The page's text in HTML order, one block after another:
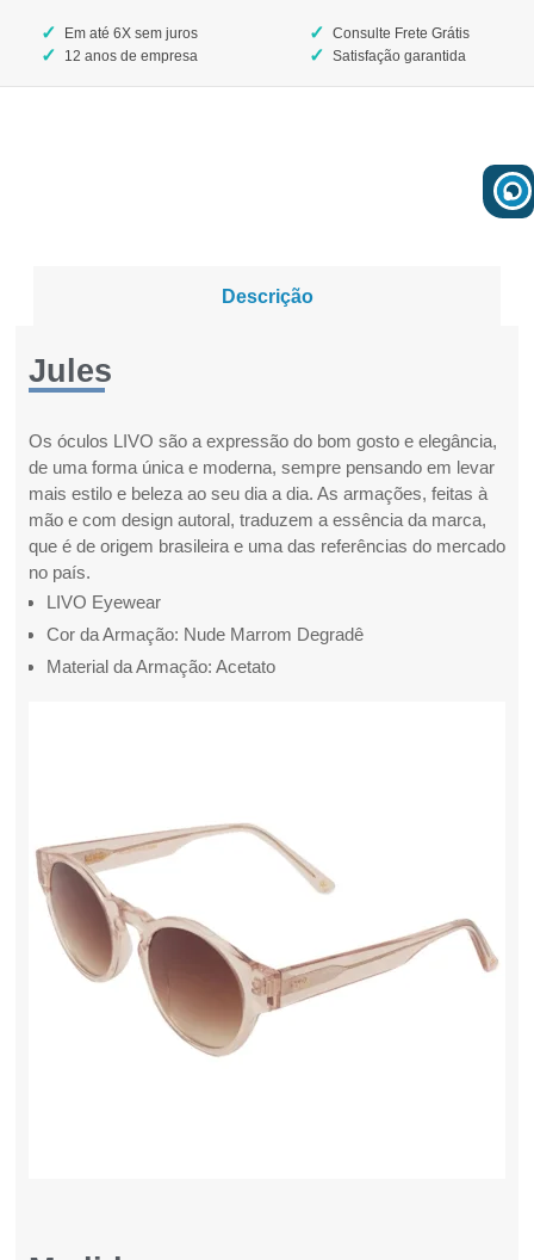
Em até 6X sem juros
12 anos de empresa
Consulte Frete Grátis
Satisfação garantida
Descrição
Jules
Os óculos LIVO são a expressão do bom gosto e elegância,
de uma forma única e moderna, sempre pensando em levar
mais estilo e beleza ao seu dia a dia. As armações, feitas à
mão e com design autoral, traduzem a essência da marca,
que é de origem brasileira e uma das referências do mercado
no país.
LIVO Eyewear
Cor da Armação: Nude Marrom Degradê
Material da Armação: Acetato